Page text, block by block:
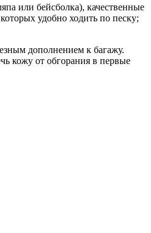
или бейсболка), качественные
удобно ходить по песку;
дополнением к багажу.
кожу от обгорания в первые